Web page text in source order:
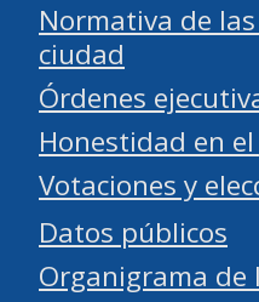
Normativa de
ciudad
Órdenes
Honestidad en
Votaciones y
Datos públicos
Organigrama de